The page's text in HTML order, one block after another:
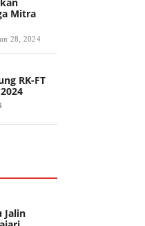
Mitra
28, 2024
RK-FT
Jalin